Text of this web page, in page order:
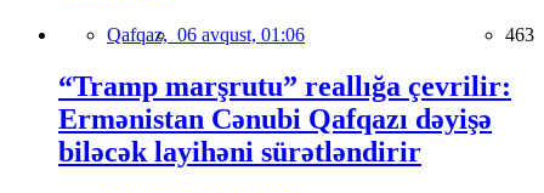
Qafqaz, 06 avqust, 01:06 463
“Tramp marşrutu” reallığa çevrilir:
Ermənistan Cənubi Qafqazı dəyişə
biləcək layihəni sürətləndirir